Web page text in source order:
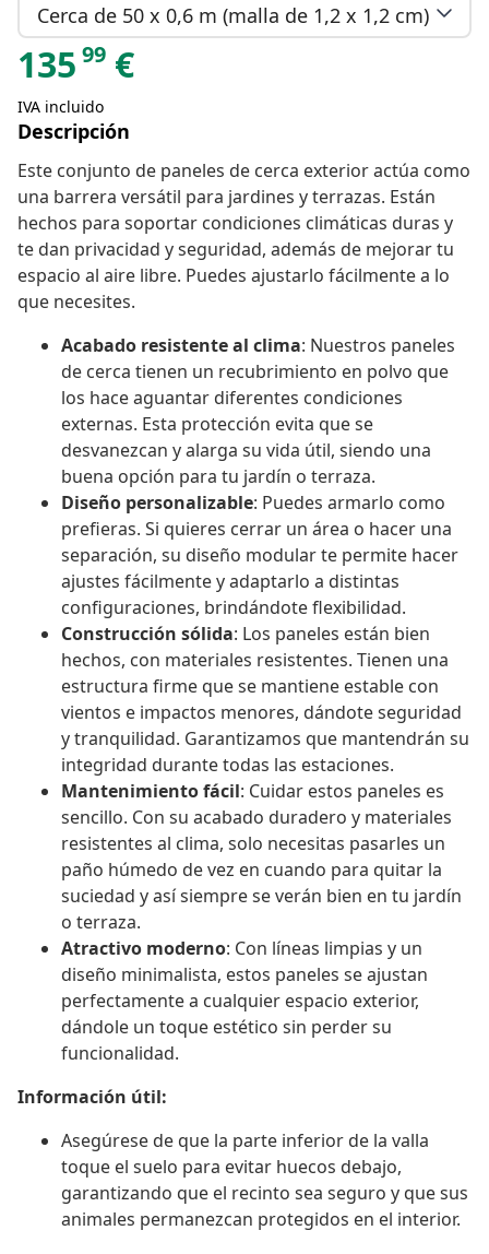
Cerca de 50 x 0,6 m (malla de 1,2 x 1,2 cm)
135 99 €
IVA incluido
Descripción
Este conjunto de paneles de cerca exterior actúa como
una barrera versátil para jardines y terrazas. Están
hechos para soportar condiciones climáticas duras y
te dan privacidad y seguridad, además de mejorar tu
espacio al aire libre. Puedes ajustarlo fácilmente a lo
que necesites.
Acabado resistente al clima: Nuestros paneles
de cerca tienen un recubrimiento en polvo que
los hace aguantar diferentes condiciones
externas. Esta protección evita que se
desvanezcan y alarga su vida útil, siendo una
buena opción para tu jardín o terraza.
Diseño personalizable: Puedes armarlo como
prefieras. Si quieres cerrar un área o hacer una
separación, su diseño modular te permite hacer
ajustes fácilmente y adaptarlo a distintas
configuraciones, brindándote flexibilidad.
Construcción sólida: Los paneles están bien
hechos, con materiales resistentes. Tienen una
estructura firme que se mantiene estable con
vientos e impactos menores, dándote seguridad
y tranquilidad. Garantizamos que mantendrán su
integridad durante todas las estaciones.
Mantenimiento fácil: Cuidar estos paneles es
sencillo. Con su acabado duradero y materiales
resistentes al clima, solo necesitas pasarles un
paño húmedo de vez en cuando para quitar la
suciedad y así siempre se verán bien en tu jardín
o terraza.
Atractivo moderno: Con líneas limpias y un
diseño minimalista, estos paneles se ajustan
perfectamente a cualquier espacio exterior,
dándole un toque estético sin perder su
funcionalidad.
Información útil:
Asegúrese de que la parte inferior de la valla
toque el suelo para evitar huecos debajo,
garantizando que el recinto sea seguro y que sus
animales permanezcan protegidos en el interior.